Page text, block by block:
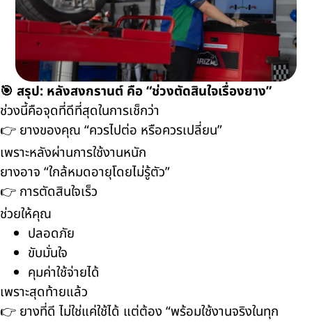
🎯 สรุป: หลังสงกรานต์ คือ “ช่วงตัดสินใจเรื่องยาง”
ช่วงนี้คือจุดที่ดีที่สุดในการเช็กว่า
👉 ยางของคุณ “ควรไปต่อ หรือควรเปลี่ยน”
เพราะหลังผ่านการใช้งานหนัก
ยางอาจ “ใกล้หมดอายุโดยไม่รู้ตัว”
👉 การตัดสินใจเร็ว
ช่วยให้คุณ
ปลอดภัย
ขับมั่นใจ
คุมค่าใช้จ่ายได้
เพราะสุดท้ายแล้ว
👉 ยางที่ดี ไม่ใช่แค่ใช้ได้ แต่ต้อง “พร้อมใช้งานจริงในทุก